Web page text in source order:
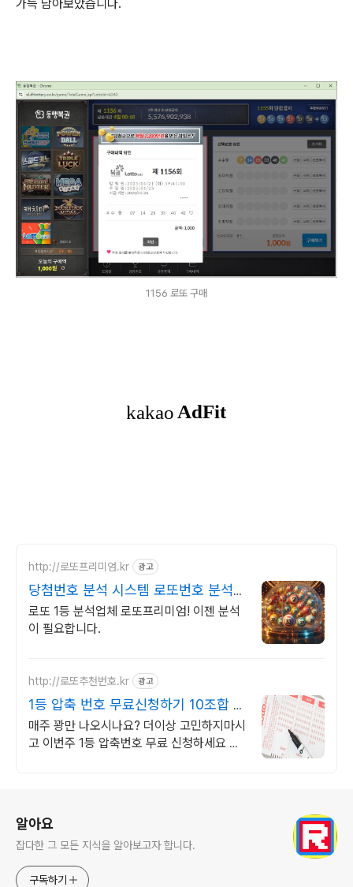
가득 담아보았습니다.
1156 로또 구매
http://로또프리미엄.kr 광고
당첨번호 분석 시스템 로또번호 분석업
체
로또 1등 분석업체 로또프리미엄! 이젠 분석
이 필요합니다.
http://로또추천번호.kr 광고
1등 압축 번호 무료신청하기 10조합 압
축번호무료신청하기
매주 꽝만 나오시나요? 더이상 고민하지마시
고 이번주 1등 압축번호 무료 신청하세요 지
알아요
잡다한 그 모든 지식을 알아보고자 합니다.
구독하기